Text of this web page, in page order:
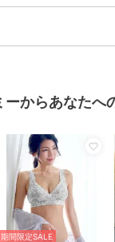
す。
三に華を添えるフォ
ヤーブラ、骨盤メイク
や防寒着といったデ
日に役立つアイテムも
ーからあなたへ
期間限定SALE